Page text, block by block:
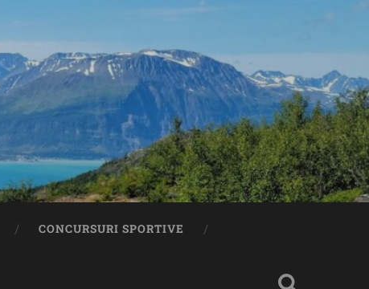
CONCURSURI SPORTIVE